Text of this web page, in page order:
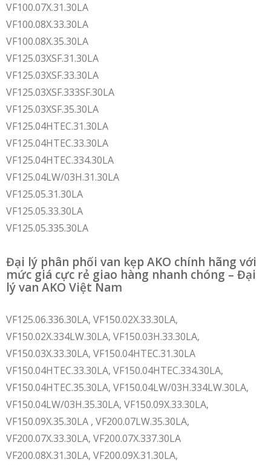
VF100.07X.31.30LA
VF100.08X.33.30LA
VF100.08X.35.30LA
VF125.03XSF.31.30LA
VF125.03XSF.33.30LA
VF125.03XSF.333SF.30LA
VF125.03XSF.35.30LA
VF125.04HTEC.31.30LA
VF125.04HTEC.33.30LA
VF125.04HTEC.334.30LA
VF125.04LW/03H.31.30LA
VF125.05.31.30LA
VF125.05.33.30LA
VF125.05.335.30LA
Đại lý phân phối van kẹp AKO chính hãng với
mức giá cực rẻ giao hàng nhanh chóng – Đại
lý van AKO Việt Nam
VF125.06.336.30LA, VF150.02X.33.30LA,
VF150.02X.334LW.30LA, VF150.03H.33.30LA,
VF150.03X.33.30LA, VF150.04HTEC.31.30LA
VF150.04HTEC.33.30LA, VF150.04HTEC.334.30LA,
VF150.04HTEC.35.30LA, VF150.04LW/03H.334LW.30LA,
VF150.04LW/03H.35.30LA, VF150.09X.33.30LA,
VF150.09X.35.30LA , VF200.07LW.35.30LA,
VF200.07X.33.30LA, VF200.07X.337.30LA
VF200.08X.31.30LA, VF200.09X.31.30LA,